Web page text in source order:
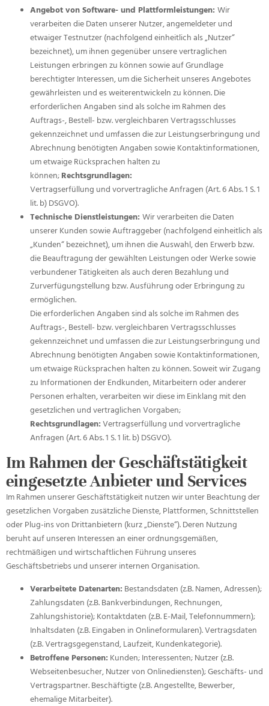
Angebot von Software- und Plattformleistungen: Wir
verarbeiten die Daten unserer Nutzer, angemeldeter und
etwaiger Testnutzer (nachfolgend einheitlich als „Nutzer“
bezeichnet), um ihnen gegenüber unsere vertraglichen
Leistungen erbringen zu können sowie auf Grundlage
berechtigter Interessen, um die Sicherheit unseres Angebotes
gewährleisten und es weiterentwickeln zu können. Die
erforderlichen Angaben sind als solche im Rahmen des
Auftrags-, Bestell- bzw. vergleichbaren Vertragsschlusses
gekennzeichnet und umfassen die zur Leistungserbringung und
Abrechnung benötigten Angaben sowie Kontaktinformationen,
um etwaige Rücksprachen halten zu
können; Rechtsgrundlagen:
Vertragserfüllung und vorvertragliche Anfragen (Art. 6 Abs. 1 S. 1
lit. b) DSGVO).
Technische Dienstleistungen: Wir verarbeiten die Daten
unserer Kunden sowie Auftraggeber (nachfolgend einheitlich als
„Kunden“ bezeichnet), um ihnen die Auswahl, den Erwerb bzw.
die Beauftragung der gewählten Leistungen oder Werke sowie
verbundener Tätigkeiten als auch deren Bezahlung und
Zurverfügungstellung bzw. Ausführung oder Erbringung zu
ermöglichen.
Die erforderlichen Angaben sind als solche im Rahmen des
Auftrags-, Bestell- bzw. vergleichbaren Vertragsschlusses
gekennzeichnet und umfassen die zur Leistungserbringung und
Abrechnung benötigten Angaben sowie Kontaktinformationen,
um etwaige Rücksprachen halten zu können. Soweit wir Zugang
zu Informationen der Endkunden, Mitarbeitern oder anderer
Personen erhalten, verarbeiten wir diese im Einklang mit den
gesetzlichen und vertraglichen Vorgaben;
Rechtsgrundlagen: Vertragserfüllung und vorvertragliche
Anfragen (Art. 6 Abs. 1 S. 1 lit. b) DSGVO).
Im Rahmen der Geschäftstätigkeit
eingesetzte Anbieter und Services
Im Rahmen unserer Geschäftstätigkeit nutzen wir unter Beachtung der
gesetzlichen Vorgaben zusätzliche Dienste, Plattformen, Schnittstellen
oder Plug-ins von Drittanbietern (kurz „Dienste“). Deren Nutzung
beruht auf unseren Interessen an einer ordnungsgemäßen,
rechtmäßigen und wirtschaftlichen Führung unseres
Geschäftsbetriebs und unserer internen Organisation.
Verarbeitete Datenarten: Bestandsdaten (z.B. Namen, Adressen);
Zahlungsdaten (z.B. Bankverbindungen, Rechnungen,
Zahlungshistorie); Kontaktdaten (z.B. E-Mail, Telefonnummern);
Inhaltsdaten (z.B. Eingaben in Onlineformularen). Vertragsdaten
(z.B. Vertragsgegenstand, Laufzeit, Kundenkategorie).
Betroffene Personen: Kunden; Interessenten; Nutzer (z.B.
Webseitenbesucher, Nutzer von Onlinediensten); Geschäfts- und
Vertragspartner. Beschäftigte (z.B. Angestellte, Bewerber,
ehemalige Mitarbeiter).